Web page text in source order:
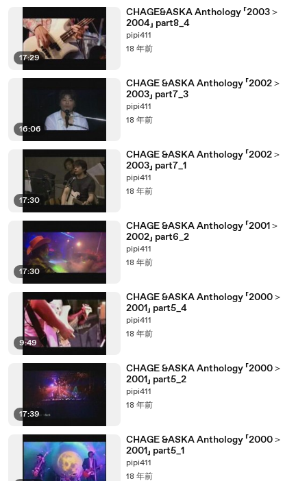
17:29
CHAGE&ASKA Anthology 「2003＞
2004」 part8_4
pipi411
18 年前
16:06
CHAGE &ASKA Anthology 「2002＞
2003」 part7_3
pipi411
18 年前
17:30
CHAGE &ASKA Anthology 「2002＞
2003」 part7_1
pipi411
18 年前
17:30
CHAGE &ASKA Anthology 「2001＞
2002」 part6_2
pipi411
18 年前
9:49
CHAGE &ASKA Anthology 「2000＞
2001」 part5_4
pipi411
18 年前
17:39
CHAGE &ASKA Anthology 「2000＞
2001」 part5_2
pipi411
18 年前
CHAGE &ASKA Anthology 「2000＞
2001」 part5_1
pipi411
18 年前